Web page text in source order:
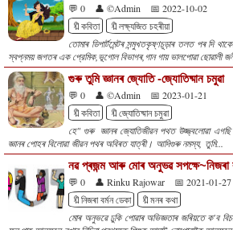
💬 0 👤 ©Admin
📅 2022-10-02
🔖কবিতা
🔖লক্ষ্যজিত চহৰীয়া
তোমাৰ ডিপাৰ্টমেন্টৰ সন্মুখতকৃষ্ণচূড়াৰ তলত পৰ দি
স্বপ্নময় জগতৰ এক প্রেমিক,ভূগোল বিভাগৰ,গান গায় ভালপোৱা ছোৱালী
গুৰু তুমি জ্ঞানৰ জ্যোতি -জ্যোতিষ্মান চমুৱা
💬 0 👤 ©Admin
📅 2023-01-21
🔖কবিতা
🔖জ্যোতিষ্মান চমুৱা
হে" গুৰু জ্ঞানৰ জ্যোতিজীৱন পথত উজ্জ্বলোৱা
জ্ঞানৰ পোহৰ বিলোৱা জীৱন পথৰ অবিৰত যাত্ৰী। আদিগুৰু নমস্য, তুমি...
নৱ প্ৰজন্ম আৰু মোৰ অনুভৱ সপক্ষে~নিজৰা
💬 0 👤 Rinku Rajowar
📅 2021-01-27
🔖নিজৰা বৰ্মন ডেকা
🔖মনৰ কথা
মোৰ অনুভৱে ঢুকি পোৱাৰ অভিজ্ঞতাৰ জৰিয়তে ক'ব